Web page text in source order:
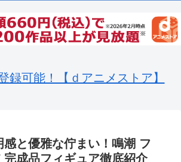
録可能！【ｄアニメストア】
感と優雅な佇まい！鳴潮 フ
完成品フィギュア徹底紹介